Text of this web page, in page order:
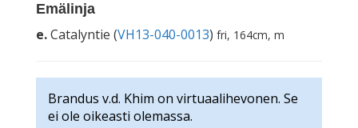
Emälinja
e.Catalyntie (VH13-040-0013) fri, 164cm, m
Brandus v.d. Khim on virtuaalihevonen. Se
ei ole oikeasti olemassa.